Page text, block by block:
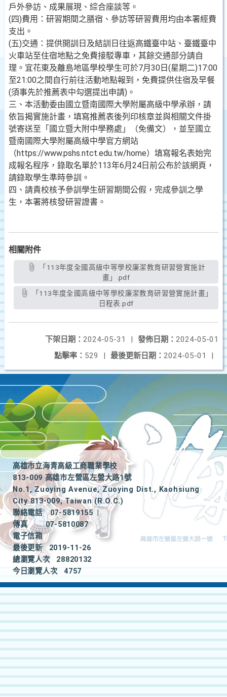
戶外參訪、成果展現、綜合座談等。
(四)費用：研習期間之膳宿、參訪等研習費用均由本署經費
支出。
(五)交通：提供開訓日及結訓日往返高鐵臺中站、臺鐵臺中
火車站至住宿地點之免費接駁專車，其餘交通部分請自
理。宜花東及離島地區學校學生可於7月30日(星期二)17:00
至21:00之間自行前往活動地點報到，免費提供住宿及早餐
(須事先於推薦表中勾選提出申請)。
三、本活動委由國立暨南國際大學附屬高級中學承辦，請
依旨揭實施計畫，填寫推薦表後列印核章並與相關文件掛
號寄送至「國立暨大附中學務處」（免備文），並至國立
暨南國際大學附屬高級中學官方網站
（https://www.pshs.ntct.edu.tw/home）填寫報名表始完
成報名程序，錄取名單於113年6月24日前公布於該網頁，
請錄取學生準時參訓。
四、請貴校核予參訓學生研習期間公假，完成參訓之學
生，本署將核發研習證書。
相關附件
畫」.pdf
日程表.pdf
發佈日期： 2024-05-01
下架日期： 2024-05-31
|
最後更新日期： 2024-05-01 |
點擊率： 529 |
高雄市立海青高級工商職業學校
813-009 高雄市左營區左營大路1號
No.1, Zuoying Avenue, Zuoying Dist., Kaohsiung
City 813-009, Taiwan (R.O.C.)
聯絡電話
07-5819155
|
傳真
07-5810087
電子信箱
最後更新
2019-11-26
總瀏覽人次
28820132
今日瀏覽人次
4757